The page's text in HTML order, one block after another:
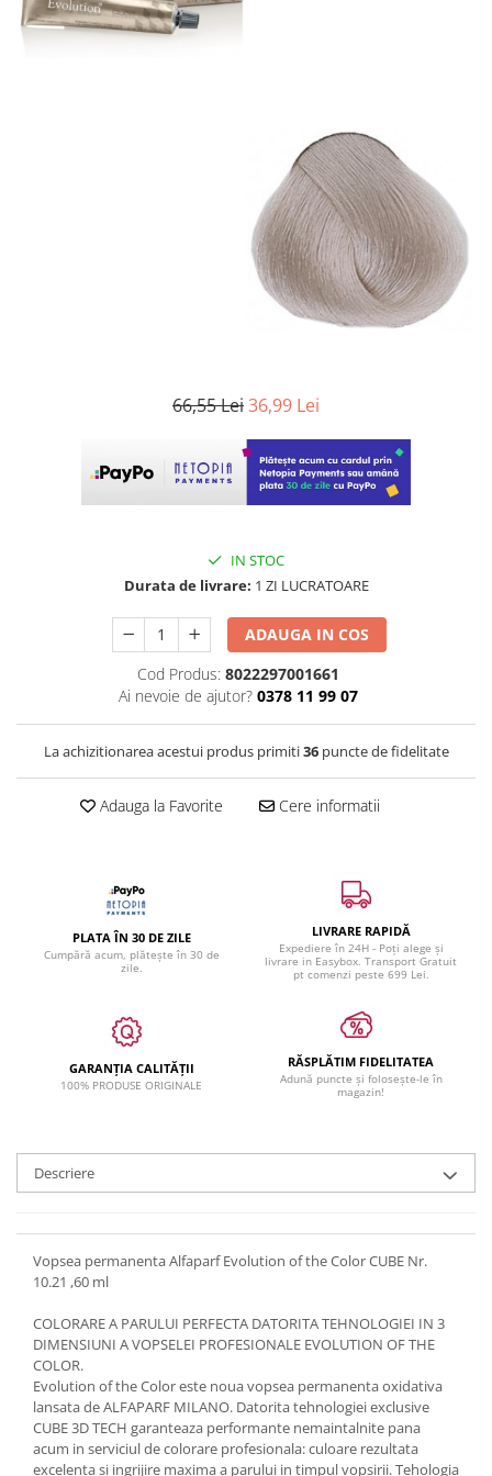
66,55 Lei36,99 Lei
IN STOC
Durata de livrare: 1 ZI LUCRATOARE
ADAUGA IN COS
Cod Produs: 8022297001661
Ai nevoie de ajutor? 0378 11 99 07
La achizitionarea acestui produs primiti36puncte de fidelitate
Adauga la Favorite Cere informatii
PLATA ÎN 30 DE ZILE
Cumpără acum, plătește în 30 de
zile.
LIVRARE RAPIDĂ
Expediere în 24H - Poți alege și
livrare in Easybox. Transport Gratuit
pt comenzi peste 699 Lei.
GARANȚIA CALITĂȚII
100% PRODUSE ORIGINALE
RĂSPLĂTIM FIDELITATEA
Adună puncte și folosește-le în
magazin!
Descriere
Vopsea permanenta Alfaparf Evolution of the Color CUBE Nr.
10.21 ,60 ml
COLORARE A PARULUI PERFECTA DATORITA TEHNOLOGIEI IN 3
DIMENSIUNI A VOPSELEI PROFESIONALE EVOLUTION OF THE
COLOR.
Evolution of the Color este noua vopsea permanenta oxidativa
lansata de ALFAPARF MILANO. Datorita tehnologiei exclusive
CUBE 3D TECH garanteaza performante nemaintalnite pana
acum in serviciul de colorare profesionala: culoare rezultata
excelenta si ingrijire maxima a parului in timpul vopsirii. Tehologia